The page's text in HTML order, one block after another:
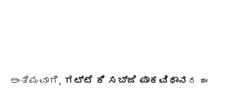
ಅಂತಿಮವಾಗಿ, ಗಟ್ಟೆ ಕಿ ಸಬ್ಜಿ ಪಾಕವಿಧಾನ ದ ಈ